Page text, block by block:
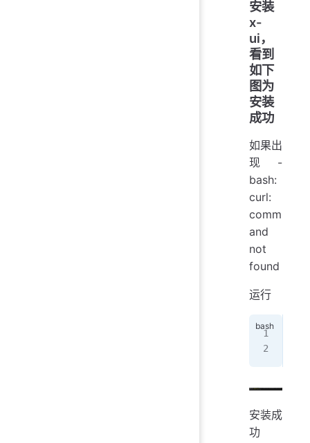
安装
x-
ui，
看到
如下
图为
安装
成功
如果出
现 -
bash:
curl:
comm
and
not
found
运行
安装成
功